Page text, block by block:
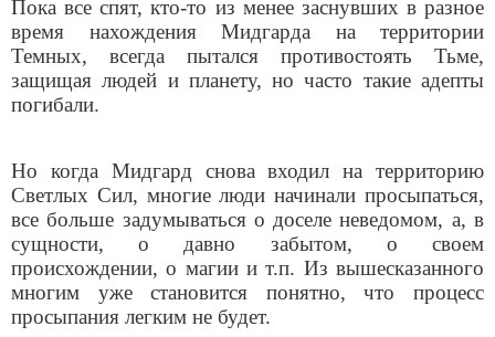
Пока все спят, кто-то из менее заснувших в разное
время нахождения Мидгарда на территории
Темных, всегда пытался противостоять Тьме,
защищая людей и планету, но часто такие адепты
погибали.
Но когда Мидгард снова входил на территорию
Светлых Сил, многие люди начинали просыпаться,
все больше задумываться о доселе неведомом, а, в
сущности, о давно забытом, о своем
происхождении, о магии и т.п. Из вышесказанного
многим уже становится понятно, что процесс
просыпания легким не будет.